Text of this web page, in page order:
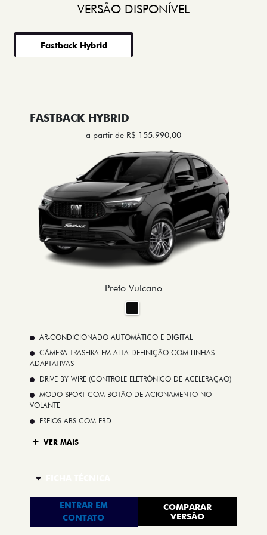
VERSÃO DISPONÍVEL
Fastback Hybrid
FASTBACK HYBRID
a partir de R$ 155.990,00
Preto Vulcano
AR-CONDICIONADO AUTOMÁTICO E DIGITAL
CÂMERA TRASEIRA EM ALTA DEFINIÇÃO COM LINHAS
ADAPTATIVAS
DRIVE BY WIRE (CONTROLE ELETRÔNICO DE ACELERAÇÃO)
MODO SPORT COM BOTÃO DE ACIONAMENTO NO
VOLANTE
FREIOS ABS COM EBD
VER MAIS
ENTRAR EM
CONTATO
COMPARAR
VERSÃO